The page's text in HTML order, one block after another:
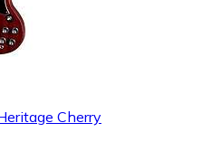
Cherry